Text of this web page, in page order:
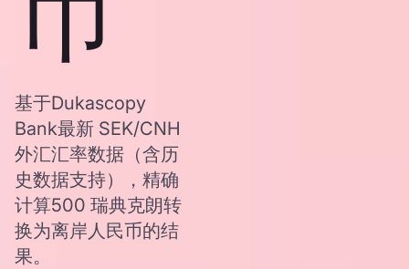
基于Dukascopy
Bank最新 SEK/CNH
外汇汇率数据（含历
史数据支持），精确
计算500 瑞典克朗转
换为离岸人民币的结
果。